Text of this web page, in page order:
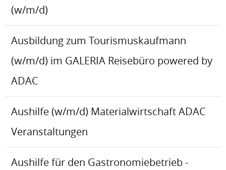
(w/m/d)
Ausbildung zum Tourismuskaufmann
(w/m/d) im GALERIA Reisebüro powered by
ADAC
Aushilfe (w/m/d) Materialwirtschaft ADAC
Veranstaltungen
Aushilfe für den Gastronomiebetrieb -